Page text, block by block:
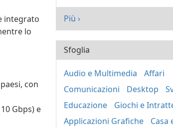
integrato
lo
con
Gbps) e
Più ›
Sfoglia
Audio e Multimedia
Affari
Comunicazioni
Desktop
Educazione
Giochi e
Applicazioni Grafiche
Casa